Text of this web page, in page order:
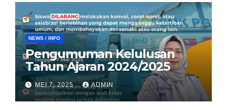
NEWS / INFO
Pengumuman Kelulusan
Tahun Ajaran 2024/2025
MEI 7, 2025 ADMIN